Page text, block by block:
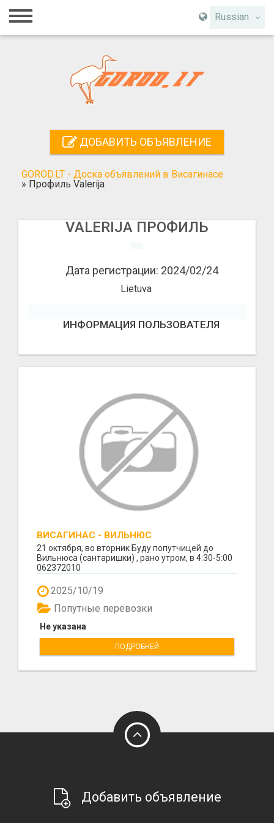
Russian
Главная
Регистрация
Поиск
ДОБАВИТЬ ОБЪЯВЛЕНИЕ
GOROD.LT - Доска объявлений в Висагинасе
» Профиль Valerija
VALERIJA ПРОФИЛЬ
Дата регистрации: 2024/02/24
Lietuva
ИНФОРМАЦИЯ ПОЛЬЗОВАТЕЛЯ
ВИСАГИНАС - ВИЛЬНЮС
21 октября, во вторник Буду попутчицей до
Вильнюса (сантаришки) , рано утром, в 4:30-5:00
062372010
2025/10/19
Не указана
Попутные перевозки
ПОДРОБНЕЙ
Добавить объявление